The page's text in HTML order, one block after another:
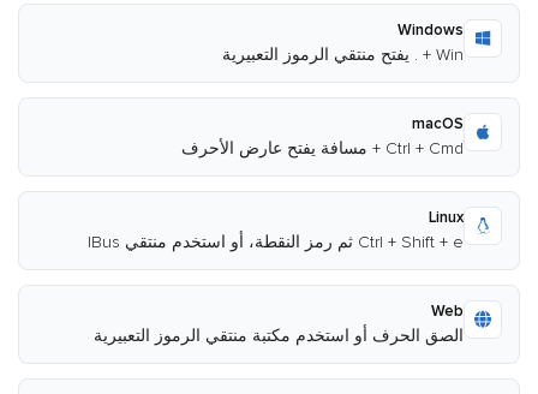
Windows
Win + . يفتح منتقي الرموز التعبيرية
macOS
Ctrl + Cmd + مسافة يفتح عارض الأحرف
Linux
Ctrl + Shift + e ثم رمز النقطة، أو استخدم منتقي IBus
Web
الصق الحرف أو استخدم مكتبة منتقي الرموز التعبيرية